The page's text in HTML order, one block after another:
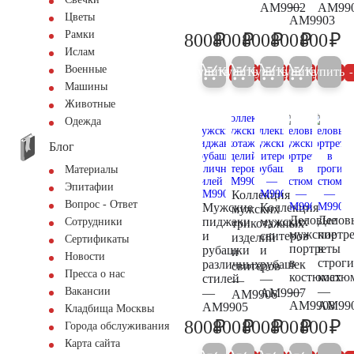
Цветы
Рамки
Ислам
Военные
Машины
Животные
Одежда
Блог
Материалы
Эпитафии
Вопрос - Ответ
Сотрудники
Сертификаты
Новости
Пресса о нас
Вакансии
Кладбища Москвы
Города обслуживания
Карта сайта
800
800₽
Купить 5%
800
800₽
Купить 5%
AM9902
800
800₽
Купить 5%
—
AM9903
800
800₽
Купить 5%
800₽
Купить
Мужские
пиджаки
и
рубашки
различных
стилей
—
AM9905
800
800₽
Коллекция
мужских
трикотажных
изделий
и
свитеров
—
AM9906
800
800₽
Коллекция
мужских
свитеров
и
рубашек
—
AM9907
800
800₽
Деловые
мужские
портреты
в
костюмах
—
AM9908
800
800₽
в
—
800₽